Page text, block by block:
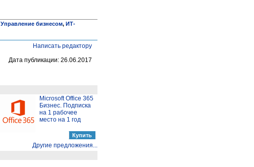
Управление бизнесом, ИТ-
Написать редактору
Дата публикации: 26.06.2017
Microsoft Office 365
Бизнес. Подписка
на 1 рабочее
место на 1 год
Другие предложения...